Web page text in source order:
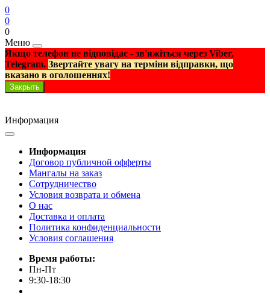
0
0
0
Меню
Якщо телефон не відповідає - зв'яжіться через Viber,
Telegram. Звертайте увагу на терміни відправки, що
вказано в оголошеннях!
Закрыть
Информация
Информация
Договор публичной офферты
Мангалы на заказ
Сотрудничество
Условия возврата и обмена
О нас
Доставка и оплата
Политика конфиденциальности
Условия соглашения
Время работы:
Пн-Пт
9:30-18:30